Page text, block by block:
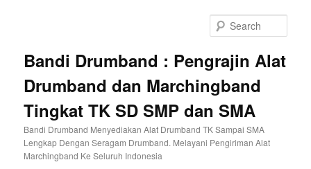
Bandi Drumband : Pengrajin Alat
Drumband dan Marchingband
Tingkat TK SD SMP dan SMA
Bandi Drumband Menyediakan Alat Drumband TK Sampai SMA
Lengkap Dengan Seragam Drumband. Melayani Pengiriman Alat
Marchingband Ke Seluruh Indonesia